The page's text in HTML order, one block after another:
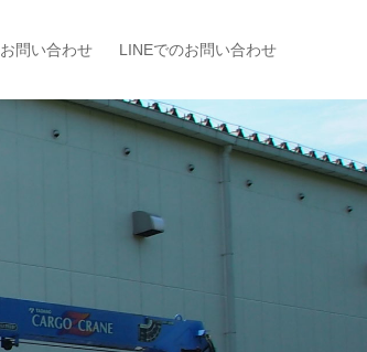
お問い合わせ LINEでのお問い合わせ